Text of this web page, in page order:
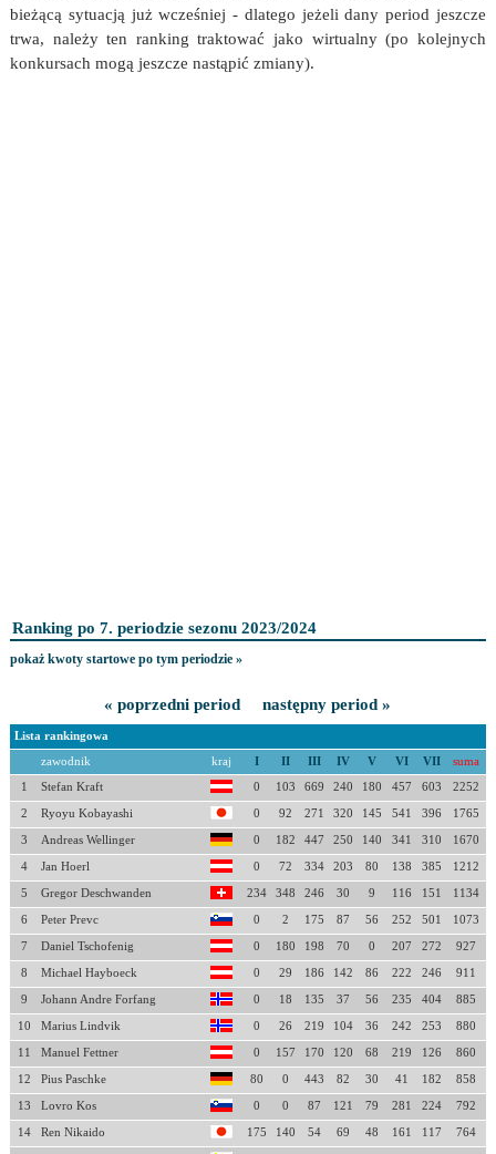
bieżącą sytuacją już wcześniej - dlatego jeżeli dany period jeszcze
trwa, należy ten ranking traktować jako wirtualny (po kolejnych
konkursach mogą jeszcze nastąpić zmiany).
Ranking po 7. periodzie sezonu 2023/2024
pokaż kwoty startowe po tym periodzie »
« poprzedni period następny period »
Lista rankingowa
zawodnik kraj I II III IV V VI VII suma
1 Stefan Kraft 0 103 669 240 180 457 603 2252
2 Ryoyu Kobayashi 0 92 271 320 145 541 396 1765
3 Andreas Wellinger 0 182 447 250 140 341 310 1670
4 Jan Hoerl 0 72 334 203 80 138 385 1212
5 Gregor Deschwanden 234 348 246 30 9 116 151 1134
6 Peter Prevc 0 2 175 87 56 252 501 1073
7 Daniel Tschofenig 0 180 198 70 0 207 272 927
8 Michael Hayboeck 0 29 186 142 86 222 246 911
9 Johann Andre Forfang 0 18 135 37 56 235 404 885
10 Marius Lindvik 0 26 219 104 36 242 253 880
11 Manuel Fettner 0 157 170 120 68 219 126 860
12 Pius Paschke 80 0 443 82 30 41 182 858
13 Lovro Kos 0 0 87 121 79 281 224 792
14 Ren Nikaido 175 140 54 69 48 161 117 764